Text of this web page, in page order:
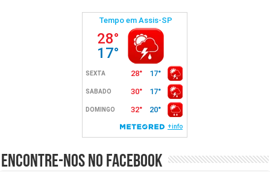
Encontre-nos no Facebook